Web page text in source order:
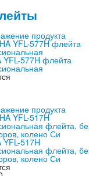
YFL-577H флейта
YFL-517H
флейта,
колено Си